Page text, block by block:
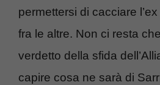
permettersi di cacciare
fra le altre. Non ci resta
verdetto della sfida
capire cosa ne sarà di